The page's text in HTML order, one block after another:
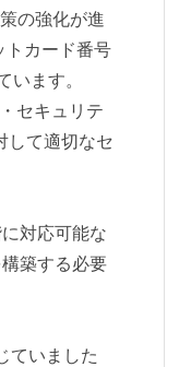
の強化が進
トカード番号
います。
セキュリテ
して適切なセ
対応可能な
築する必要
ていました